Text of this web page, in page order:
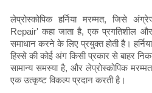
लेप्रोस्कोपिक हर्निया मरम्मत, जिसे
Repair' कहा जाता है, एक प्रगतिशील और
समाधान करने के लिए प्रयुक्त होती है।
हिस्से की कोई अंग किसी प्रकार से बाहर
सामान्य समस्या है, और लेप्रोस्कोपिक
एक उत्कृष्ट विकल्प प्रदान करती है।